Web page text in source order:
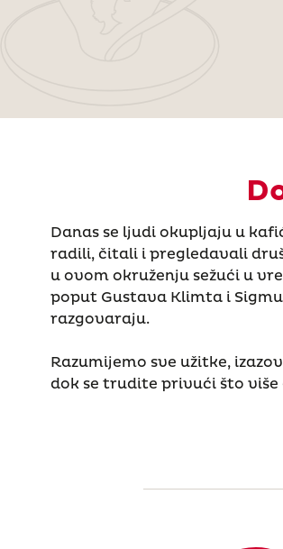
Danas se ljudi okupljaju u
radili, čitali i pregledavali
u ovom okruženju sežući u
poput Gustava Klimta i
razgovaraju.
Razumijemo sve užitke,
dok se trudite privući što